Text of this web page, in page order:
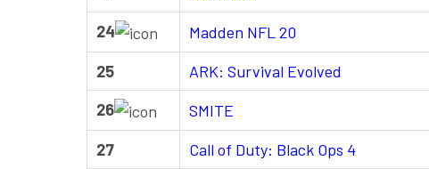
24
Madden NFL 20
25
ARK: Survival Evolved
26
SMITE
27
Call of Duty: Black Ops 4